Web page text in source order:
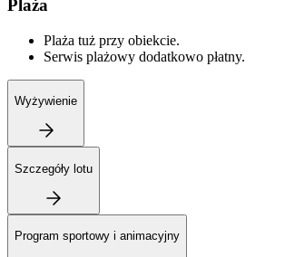
Plaża
Plaża tuż przy obiekcie.
Serwis plażowy dodatkowo płatny.
Wyżywienie
Szczegóły lotu
Program sportowy i animacyjny